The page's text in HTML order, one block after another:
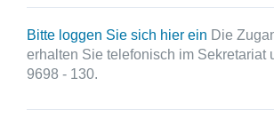
Bitte loggen Sie sich hier ein Die
erhalten Sie telefonisch im Sekretariat
9698 - 130.